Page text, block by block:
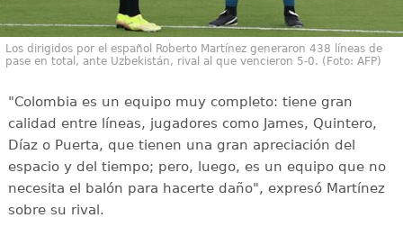
Los dirigidos por el español Roberto Martínez generaron 438 líneas de
pase en total, ante Uzbekistán, rival al que vencieron 5-0. (Foto: AFP)
"Colombia es un equipo muy completo: tiene gran
calidad entre líneas, jugadores como James, Quintero,
Díaz o Puerta, que tienen una gran apreciación del
espacio y del tiempo; pero, luego, es un equipo que no
necesita el balón para hacerte daño", expresó Martínez
sobre su rival.